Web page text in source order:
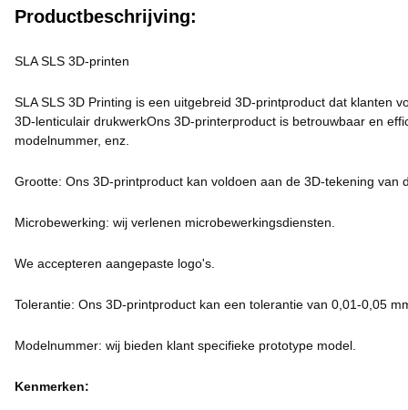
Productbeschrijving:
SLA SLS 3D-printen
SLA SLS 3D Printing is een uitgebreid 3D-printproduct dat klanten
3D-lenticulair drukwerkOns 3D-printerproduct is betrouwbaar en
modelnummer, enz.
Grootte: Ons 3D-printproduct kan voldoen aan de 3D-tekening van
Microbewerking: wij verlenen microbewerkingsdiensten.
We accepteren aangepaste logo's.
Tolerantie: Ons 3D-printproduct kan een tolerantie van 0,01-0,05
Modelnummer: wij bieden klant specifieke prototype model.
Kenmerken: